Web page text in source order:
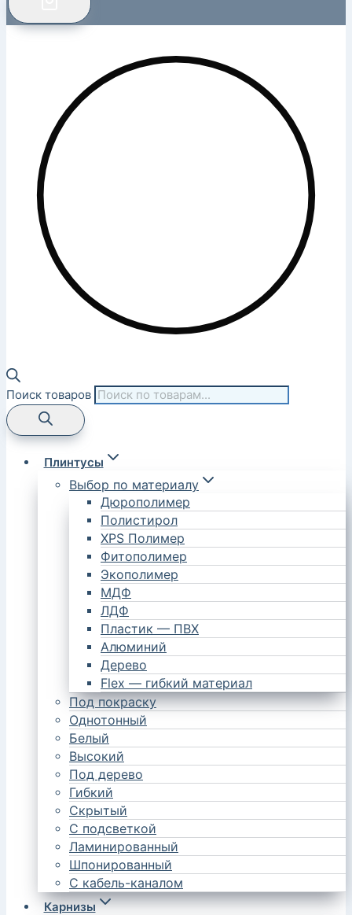
Поиск товаров
Плинтусы
Выбор по материалу
Дюрополимер
Полистирол
XPS Полимер
Фитополимер
Экополимер
МДФ
ЛДФ
Пластик — ПВХ
Алюминий
Дерево
Flex — гибкий материал
Под покраску
Однотонный
Белый
Высокий
Под дерево
Гибкий
Скрытый
С подсветкой
Ламинированный
Шпонированный
С кабель-каналом
Карнизы